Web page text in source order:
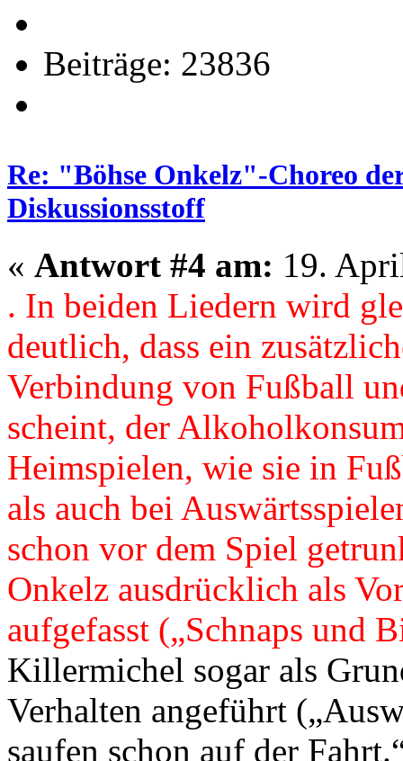
Beiträge: 23836
Re: "Böhse Onkelz"-Choreo
Diskussionsstoff
« Antwort #4 am: 19.
. In beiden Liedern wird
deutlich, dass ein
Verbindung von Fußball
scheint, der
Heimspielen, wie sie in
als auch bei
schon vor dem Spiel
Onkelz ausdrücklich als
aufgefasst („Schnaps und
Killermichel sogar als
Verhalten angeführt
saufen schon auf der